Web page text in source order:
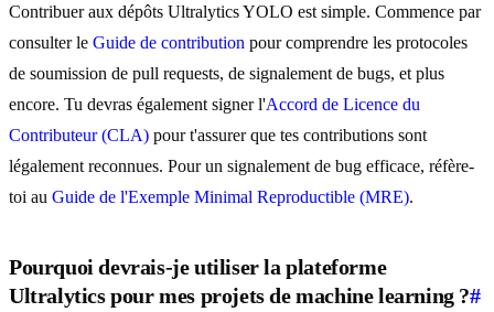
Contribuer aux dépôts Ultralytics YOLO est simple. Commence par
consulter le Guide de contribution pour comprendre les protocoles
de soumission de pull requests, de signalement de bugs, et plus
encore. Tu devras également signer l'Accord de Licence du
Contributeur (CLA) pour t'assurer que tes contributions sont
légalement reconnues. Pour un signalement de bug efficace, réfère-
toi au Guide de l'Exemple Minimal Reproductible (MRE).
Pourquoi devrais-je utiliser la plateforme
Ultralytics pour mes projets de machine learning ?#